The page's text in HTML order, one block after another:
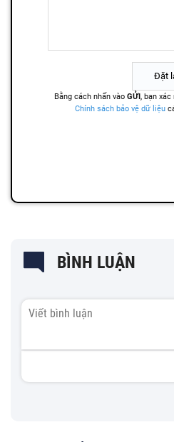
BÌNH LUẬN